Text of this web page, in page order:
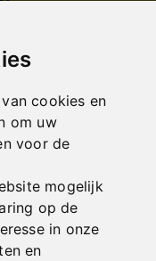
cookies en
om uw
voor de
mogelijk
op de
in onze
en